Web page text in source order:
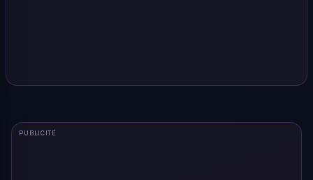
PUBLICITÉ